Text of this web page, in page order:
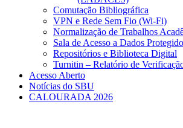
Comutação Bibliográfica
VPN e Rede Sem Fio (Wi-Fi)
Normalização de Trabalhos
Sala de Acesso a Dados
Repositórios e Biblioteca Digital
Turnitin – Relatório de
Acesso Aberto
Notícias do SBU
CALOURADA 2026